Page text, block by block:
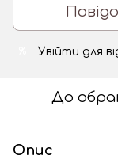
Увійти для
До
Опис